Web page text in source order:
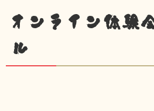
オンライン体験
ル